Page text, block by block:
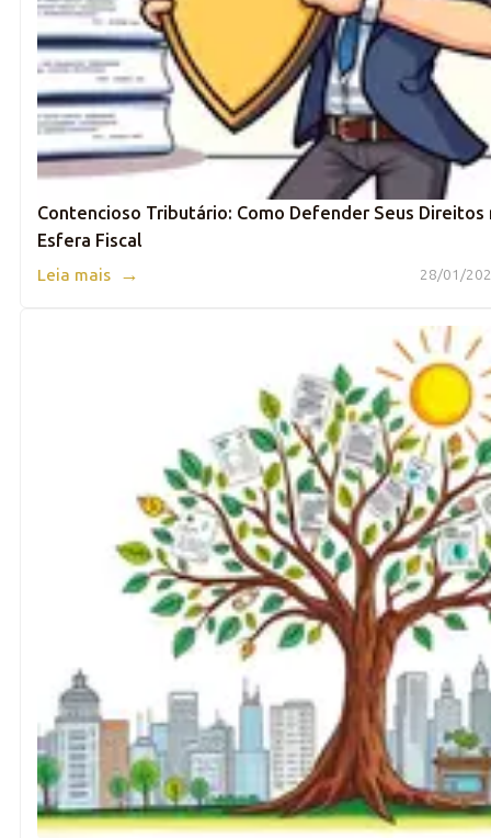
Contencioso Tributário: Como Defender Seus Direitos
Esfera Fiscal
28/01/
Leia mais →